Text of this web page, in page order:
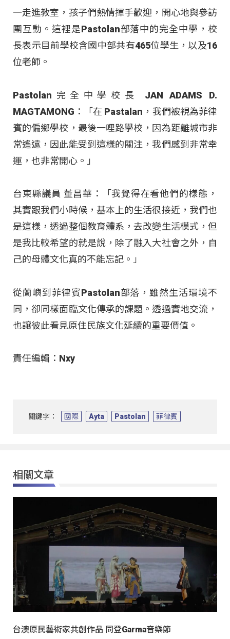
一走進教室，孩子們熱情揮手歡迎，開心地與參訪
團互動 。這裡是Pastolan部落中的完全中學，校
長表示目前學校含國中部共有465位學生，以及16
位老師 。
Pastolan完全中學校長 JAN ADAMS D.
MAGTAMONG：「在 Pastalan，我們被視為菲律
賓的偏鄉學校，最後一哩路學校，因為距離城市非
常遙遠，因此能受到這樣的關注，我們感到非常幸
運，也非常開心 。」
台東縣議員 董昌華：「我覺得在看他們的樣態，
其實跟我們小時候，基本上的生活很接近，我們也
是這樣，透過整個教育體系，去改變生活模式，但
是我比較希望的就是說，除了融入大社會之外，自
己的母體文化真的不能忘記。」
從蘭嶼到菲律賓Pastolan部落，雖然生活環境不
同，卻同樣面臨文化傳承的課題 。透過實地交流，
也讓彼此看見原住民族文化延續的重要價值 。
責任編輯：Nxy
關鍵字： 國際 Ayta Pastolan 菲律賓
相關文章
台澳原民藝術家共創作品 同登Garma音樂節